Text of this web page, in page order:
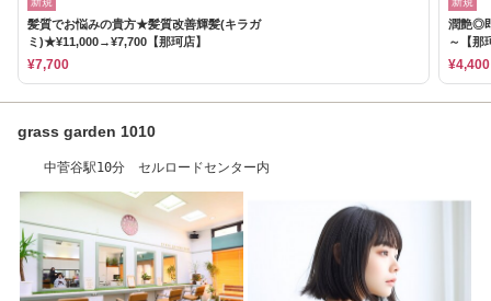
髪質でお悩みの貴方★髪質改善輝髪(キラガ
ミ)★¥11,000→¥7,700【那珂店】
¥7,700
潤艶◎
～【那
¥4,400
grass garden 1010
中菅谷駅10分 セルロードセンター内